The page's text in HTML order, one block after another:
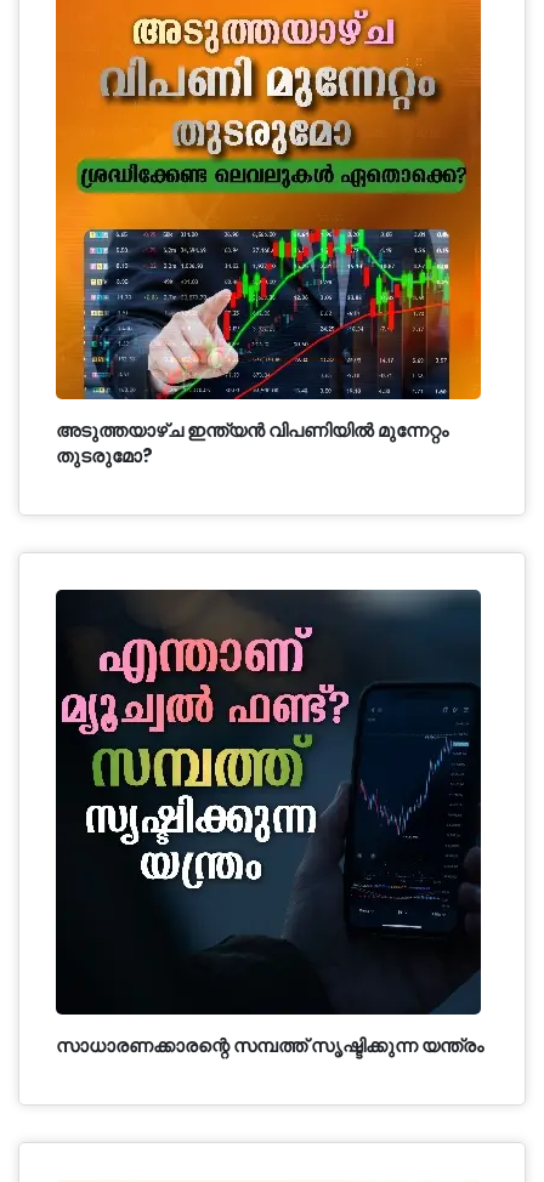
അടുത്തയാഴ്ച ഇന്ത്യൻ വിപണിയിൽ മുന്നേറ്റം
തുടരുമോ?
സാധാരണക്കാരന്റെ സമ്പത്ത് സൃഷ്ടിക്കുന്ന യന്ത്രം